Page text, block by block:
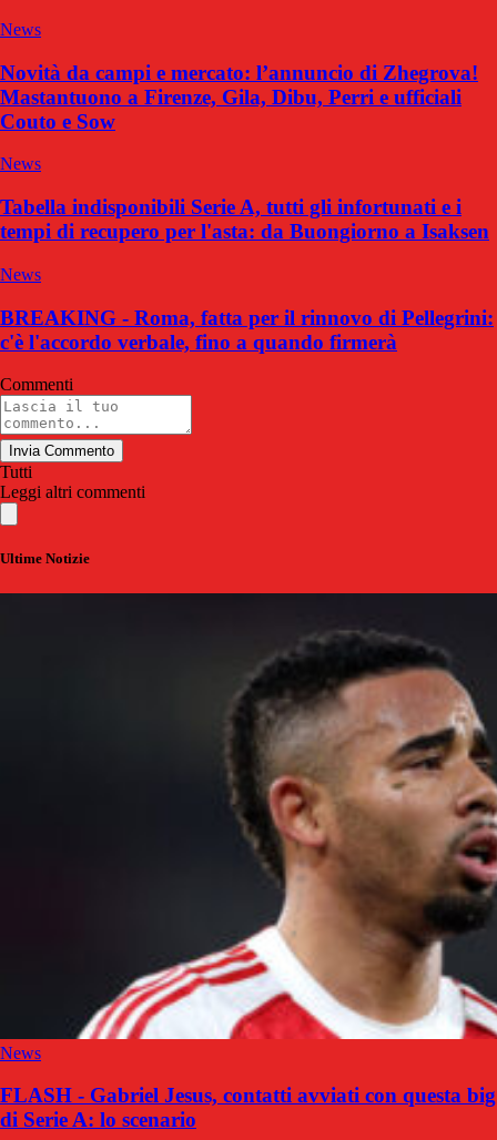
News
Novità da campi e mercato: l’annuncio di Zhegrova!
Mastantuono a Firenze, Gila, Dibu, Perri e ufficiali
Couto e Sow
News
Tabella indisponibili Serie A, tutti gli infortunati e i
tempi di recupero per l'asta: da Buongiorno a Isaksen
News
BREAKING - Roma, fatta per il rinnovo di Pellegrini:
c'è l'accordo verbale, fino a quando firmerà
Commenti
Invia Commento
Tutti
Leggi altri commenti
Ultime Notizie
News
FLASH - Gabriel Jesus, contatti avviati con questa big
di Serie A: lo scenario